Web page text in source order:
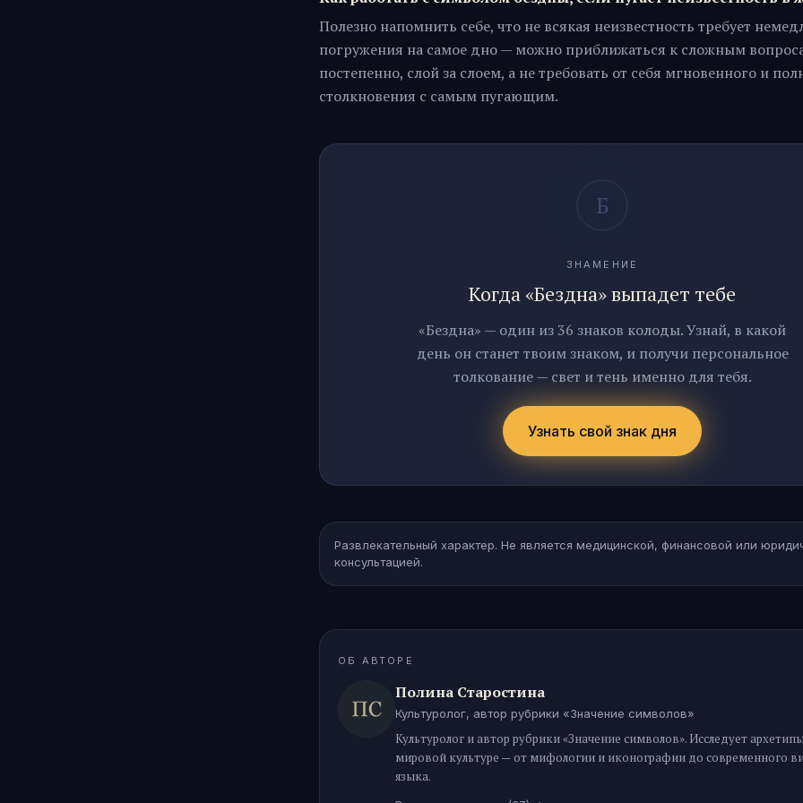
Полезно напомнить себе, что не всякая неизвестность требует
погружения на самое дно — можно приближаться к сложным
постепенно, слой за слоем, а не требовать от себя мгновенного и
столкновения с самым пугающим.
ЗНАМЕНИЕ
Когда «Бездна» выпадет тебе
«Бездна» — один из 36 знаков колоды. Узнай, в какой
день он станет твоим знаком, и получи персональное
толкование — свет и тень именно для тебя.
Узнать свой знак дня
Развлекательный характер. Не является медицинской, финансовой или
консультацией.
ОБ АВТОРЕ
Полина Старостина
Культуролог, автор рубрики «Значение символов»
Культуролог и автор рубрики «Значение символов». Исследует
мировой культуре — от мифологии и иконографии до современного
языка.